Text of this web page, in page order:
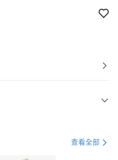
查看全部